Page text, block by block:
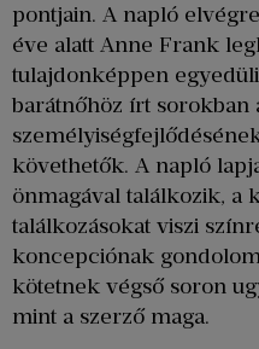
pontjain. A napló
éve alatt Anne Frank
tulajdonképpen
barátnőhöz írt sorokban
követhetők. A napló
önmagával találkozik, a
találkozásokat viszi
koncepciónak
kötetnek végső soron
mint a szerző maga.